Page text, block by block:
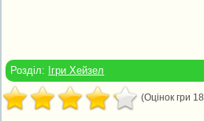
Розділ: Ігри Хейзел
(Оцінок гри